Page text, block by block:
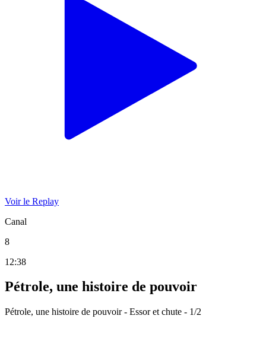
Voir le Replay
Canal
8
12:38
Pétrole, une histoire de pouvoir
Pétrole, une histoire de pouvoir - Essor et chute - 1/2